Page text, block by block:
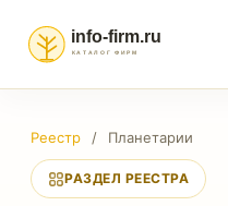
Реестр / Планетарии
РАЗДЕЛ РЕЕСТРА